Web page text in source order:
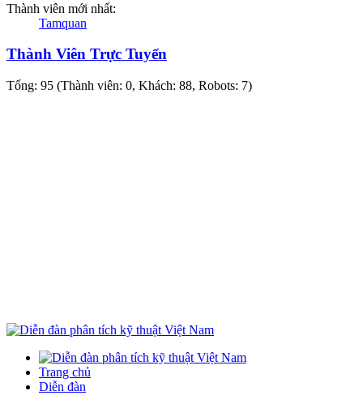
Thành viên mới nhất:
Tamquan
Thành Viên Trực Tuyến
Tổng: 95 (Thành viên: 0, Khách: 88, Robots: 7)
Trang chủ
Diễn đàn